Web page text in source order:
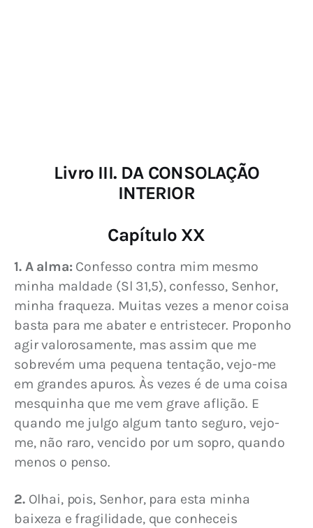
Livro III. DA CONSOLAÇÃO
INTERIOR
Capítulo XX
1. A alma: Confesso contra mim mesmo
minha maldade (Sl 31,5), confesso, Senhor,
minha fraqueza. Muitas vezes a menor coisa
basta para me abater e entristecer. Proponho
agir valorosamente, mas assim que me
sobrevém uma pequena tentação, vejo-me
em grandes apuros. Às vezes é de uma coisa
mesquinha que me vem grave aflição. E
quando me julgo algum tanto seguro, vejo-
me, não raro, vencido por um sopro, quando
menos o penso.
2. Olhai, pois, Senhor, para esta minha
baixeza e fragilidade, que conheceis